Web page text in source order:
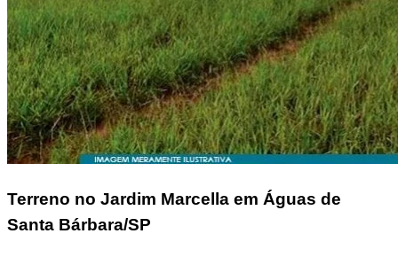
Terreno no Jardim Marcella em Águas de
Santa Bárbara/SP